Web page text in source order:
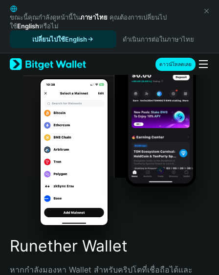
English
日本語
Tiếng Việt
Español (Latinoamérica)
Türkçe
Italiano
Português (Portugal)
Bahasa Indonesia
Português (Brasil)
Español (Argentina)
ขณะนี้คุณกำลังดูหน้านี้ในภาษาไทย คุณต้องการเปลี่ยนไป
ใช้Englishหรือไม่
เปลี่ยนไปใช้English
ดำเนินการต่อในภาษาไทย
ดาวน์โหลดเลย
Runether Wallet
หากกำลังมองหา Wallet สำหรับคริปโตที่เชื่อถือได้และ